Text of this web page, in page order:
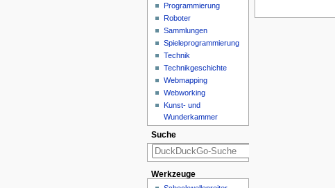
Programmierung
Roboter
Sammlungen
Spieleprogrammierung
Technik
Technikgeschichte
Webmapping
Webworking
Kunst- und
Wunderkammer
Suche
Werkzeuge